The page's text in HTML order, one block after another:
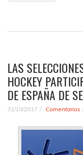
LAS
HOCKEY
DE ESPAÑA DE
31/10/2017 Comentarios